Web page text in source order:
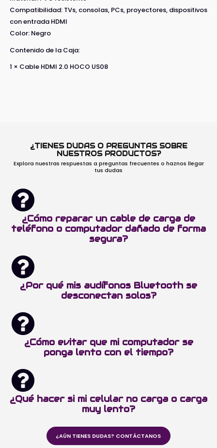
Compatibilidad: TVs, consolas, PCs, proyectores, dispositivos
con entrada HDMI
Color: Negro
Contenido de la Caja:
1 × Cable HDMI 2.0 HOCO US08
¿TIENES DUDAS O PREGUNTAS SOBRE
NUESTROS PRODUCTOS?
Explora nuestras respuestas a preguntas frecuentes o haznos llegar
tus dudas
¿Cómo reparar un cable de carga de
teléfono o computador dañado de forma
segura?
¿Por qué mis audífonos Bluetooth se
desconectan solos?
¿Cómo evitar que mi computador se
ponga lento con el tiempo?
¿Qué hacer si mi celular no carga o carga
muy lento?
¿AÚN TIENES DUDAS? CONTÁCTANOS